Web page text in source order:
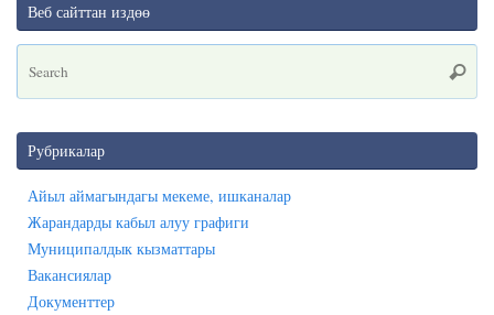
Веб сайттан издөө
Рубрикалар
Айыл аймагындагы мекеме, ишканалар
Жарандарды кабыл алуу графиги
Муниципалдык кызматтары
Вакансиялар
Документтер